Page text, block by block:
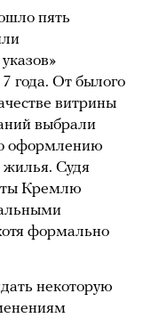
пять
года. От былого
витрины
выбрали
оформлению
жилья. Судя
Кремлю
формально
некоторую